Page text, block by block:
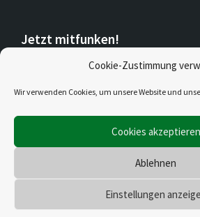
Cookie-Zustimmung
Wir verwenden Cookies, um unsere Website und
Cookies akzeptieren
Ablehnen
Einstellungen
Jetzt mitfunken!
Laufenden mit Stadt.Land.Funk!
Jetzt laden für iOS & Android
© 2026 Düdinghausen